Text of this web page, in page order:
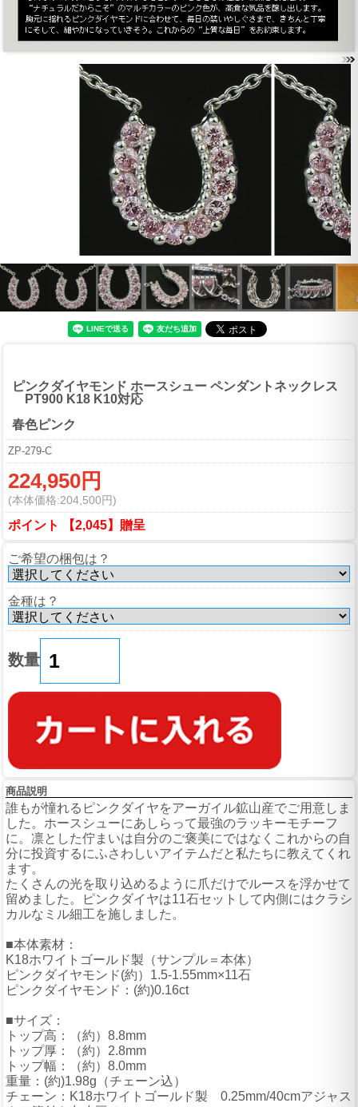
ピンクダイヤモンド ホースシュー ペンダントネックレス
PT900 K18 K10対応
春色ピンク
ZP-279-C
224,950円
(本体価格:204,500円)
ポイント 【2,045】贈呈
ご希望の梱包は？
金種は？
数量
商品説明
誰もが憧れるピンクダイヤをアーガイル鉱山産でご用意しま
した。ホースシューにあしらって最強のラッキーモチーフ
に。凛とした佇まいは自分のご褒美にではなくこれからの自
分に投資するにふさわしいアイテムだと私たちに教えてくれ
ます。
たくさんの光を取り込めるように爪だけでルースを浮かせて
留めました。ピンクダイヤは11石セットして内側にはクラシ
カルなミル細工を施しました。
■本体素材：
K18ホワイトゴールド製（サンプル＝本体）
ピンクダイヤモンド(約）1.5-1.55mm×11石
ピンクダイヤモンド：(約)0.16ct
■サイズ：
トップ高：（約）8.8mm
トップ厚：（約）2.8mm
トップ幅：（約）8.0mm
重量：(約)1.98g（チェーン込）
チェーン：K18ホワイトゴールド製 0.25mm/40cmアジャス